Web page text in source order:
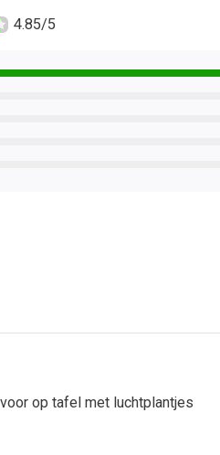
4.85/5
op tafel met luchtplantjes